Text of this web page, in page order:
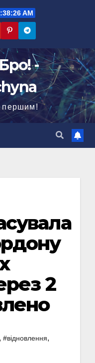
AM
-
першим!
2
, #відновлення,